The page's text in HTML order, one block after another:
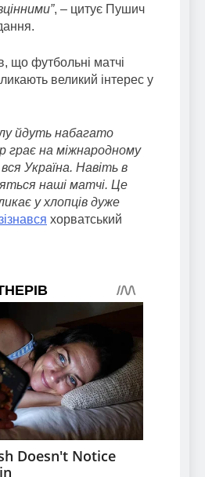
, – цитує Пушич
що футбольні матчі
великий інтерес у
йдуть набагато
грає на міжнародному
вся Україна. Навіть в
наші матчі. Це
у хлопців дуже
хорватський